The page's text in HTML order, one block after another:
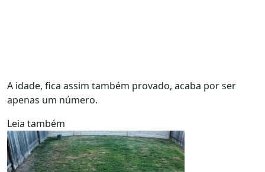
A idade, fica assim também provado, acaba por ser
apenas um número.
Leia também